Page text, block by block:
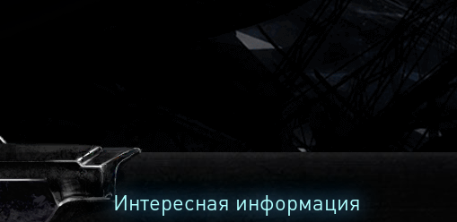
2240
Интересная информация